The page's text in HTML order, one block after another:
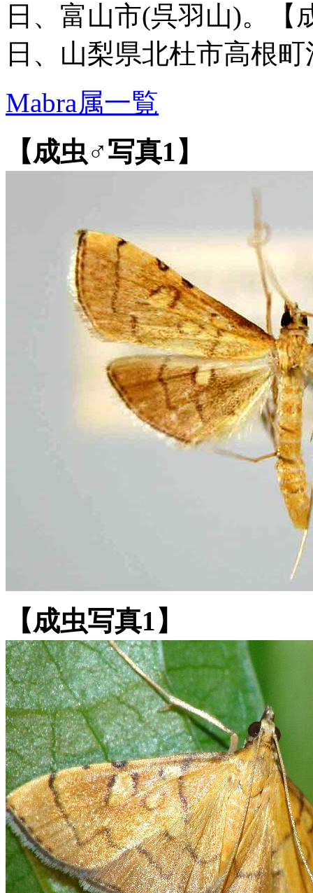
日、富山市(呉羽山)。【
日、山梨県北杜市高根
Mabra属一覧
【成虫♂写真1】
【成虫写真1】